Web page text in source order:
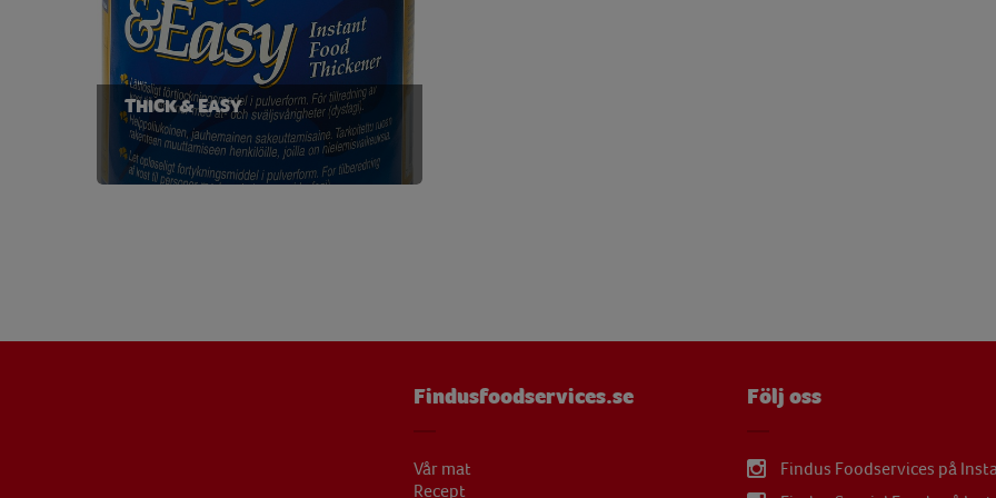
Vitamin D
Vitamin E
THICK & EASY
Findusfoodservices.se
Vår mat
Recept
Följ oss
Findus Foodservices på